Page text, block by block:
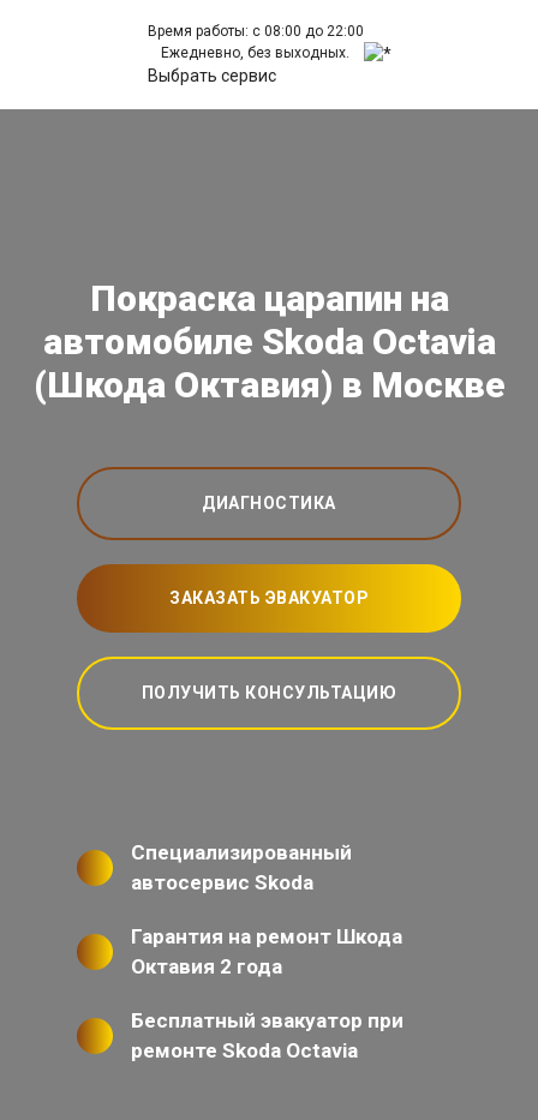
Время работы: с 08:00 до 22:00
Ежедневно, без выходных.
Выбрать сервис
Покраска царапин на
автомобиле Skoda Octavia
(Шкода Октавия) в Москве
ДИАГНОСТИКА
ЗАКАЗАТЬ ЭВАКУАТОР
ПОЛУЧИТЬ КОНСУЛЬТАЦИЮ
Специализированный
автосервис Skoda
Гарантия на ремонт Шкода
Октавия 2 года
Бесплатный эвакуатор при
ремонте Skoda Octavia